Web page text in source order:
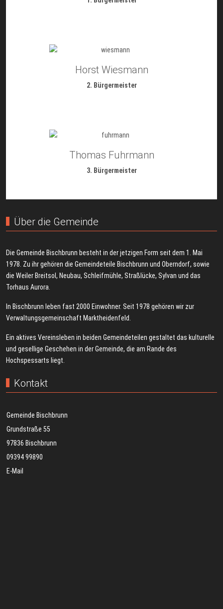
Horst Wiesmann
2. Bürgermeister
Thomas Fuhrmann
3. Bürgermeister
Über die Gemeinde
Die Gemeinde Bischbrunn besteht in der jetzigen Form seit dem 1. Mai
1978. Zu ihr gehören die Gemeindeteile Bischbrunn und Oberndorf, sowie
die Weiler Breitsol, Neubau, Schleifmühle, Straßlücke, Sylvan und das
Torhaus Aurora.
In Bischbrunn leben fast 2000 Einwohner. Seit 1978 gehören wir zur
Verwaltungsgemeinschaft Marktheidenfeld.
Ein aktives Vereinsleben in beiden Gemeindeteilen gestaltet das kulturelle
und gesellige Geschehen in der Gemeinde, die am Rande des
Hochspessarts liegt.
Kontakt
Gemeinde Bischbrunn
Grundstraße 55
97836 Bischbrunn
09394 99890
E-Mail